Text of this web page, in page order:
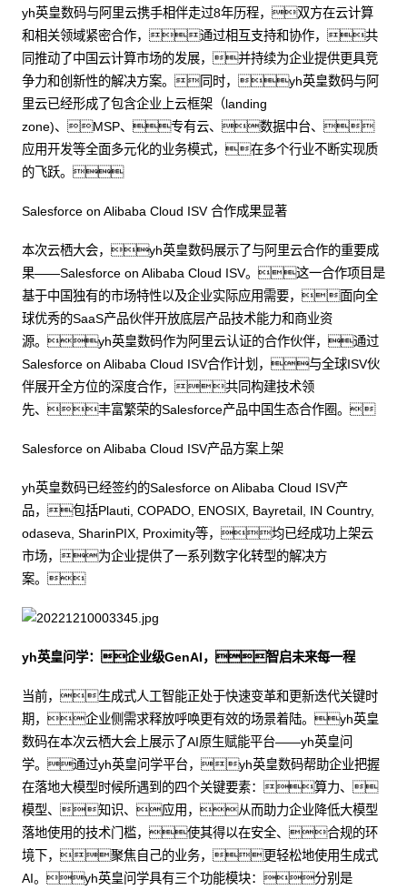
yh英皇数码与阿里云携手相伴走过8年历程，双方在云计算
和相关领域紧密合作，通过相互支持和协作，共
同推动了中国云计算市场的发展，并持续为企业提供更具竞
争力和创新性的解决方案。同时，yh英皇数码与阿
里云已经形成了包含企业上云框架（landing
zone)、MSP、专有云、数据中台、
应用开发等全面多元化的业务模式，在多个行业不断实现质
的飞跃。
Salesforce on Alibaba Cloud ISV 合作成果显著
本次云栖大会，yh英皇数码展示了与阿里云合作的重要成
果——Salesforce on Alibaba Cloud ISV。这一合作项目是
基于中国独有的市场特性以及企业实际应用需要，面向全
球优秀的SaaS产品伙伴开放底层产品技术能力和商业资
源。yh英皇数码作为阿里云认证的合作伙伴，通过
Salesforce on Alibaba Cloud ISV合作计划，与全球ISV伙
伴展开全方位的深度合作，共同构建技术领
先、丰富繁荣的Salesforce产品中国生态合作圈。
Salesforce on Alibaba Cloud ISV产品方案上架
yh英皇数码已经签约的Salesforce on Alibaba Cloud ISV产
品，包括Plauti, COPADO, ENOSIX, Bayretail, IN Country,
odaseva, SharinPIX, Proximity等，均已经成功上架云
市场，为企业提供了一系列数字化转型的解决方
案。
yh英皇问学：企业级GenAI，智启未来每一程
当前，生成式人工智能正处于快速变革和更新迭代关键时
期，企业侧需求释放呼唤更有效的场景着陆。yh英皇
数码在本次云栖大会上展示了AI原生赋能平台——yh英皇问
学。通过yh英皇问学平台，yh英皇数码帮助企业把握
在落地大模型时候所遇到的四个关键要素：算力、
模型、知识、应用，从而助力企业降低大模型
落地使用的技术门槛，使其得以在安全、合规的环
境下，聚焦自己的业务，更轻松地使用生成式
AI。yh英皇问学具有三个功能模块：分别是